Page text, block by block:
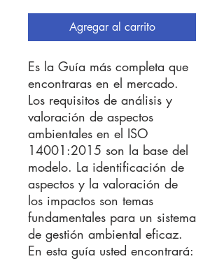
oferta
Agregar al carrito
Es la Guía más completa que
encontraras en el mercado.
Los requisitos de análisis y
valoración de aspectos
ambientales en el ISO
14001:2015 son la base del
modelo. La identificación de
aspectos y la valoración de
los impactos son temas
fundamentales para un sistema
de gestión ambiental eficaz.
En esta guía usted encontrará: